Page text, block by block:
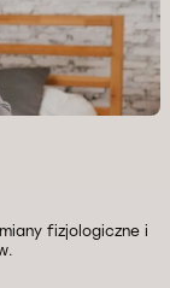
fizjologiczne i